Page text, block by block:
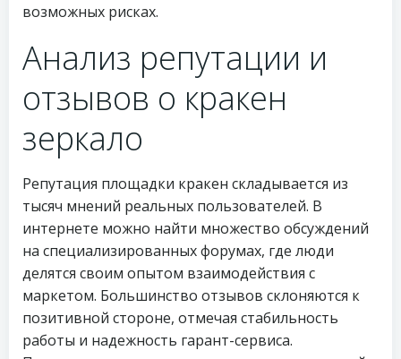
возможных рисках.
Анализ репутации и
отзывов о кракен
зеркало
Репутация площадки кракен складывается из
тысяч мнений реальных пользователей. В
интернете можно найти множество обсуждений
на специализированных форумах, где люди
делятся своим опытом взаимодействия с
маркетом. Большинство отзывов склоняются к
позитивной стороне, отмечая стабильность
работы и надежность гарант-сервиса.